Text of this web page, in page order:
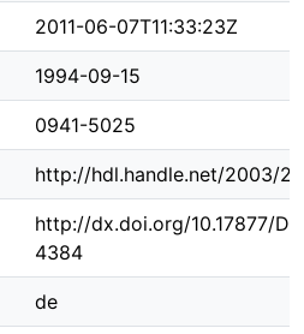
2011-06-07T11:33:23Z
1994-09-15
0941-5025
http://hdl.handle.net/2003/
http://dx.doi.org/10.17877/
4384
de